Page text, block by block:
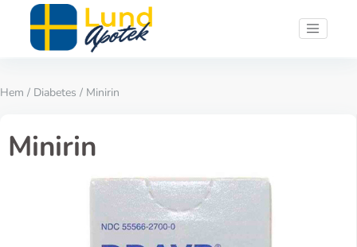
Hem / Diabetes / Minirin
Minirin